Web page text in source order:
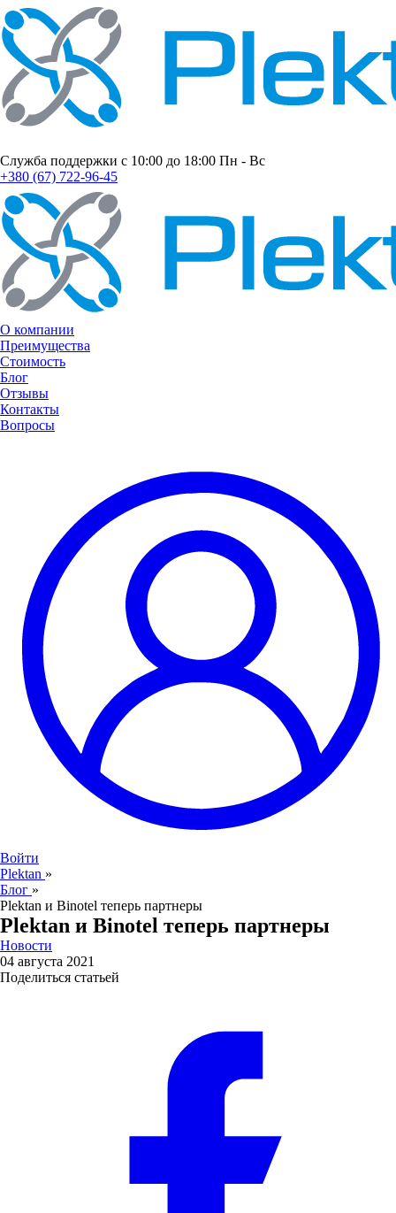
Служба поддержки с 10:00 до 18:00 Пн - Вс
+380 (67) 722-96-45
О компании
Преимущества
Стоимость
Блог
Отзывы
Контакты
Вопросы
Войти
Plektan »
Блог »
Plektan и Binotel теперь партнеры
Plektan и Binotel теперь партнеры
Новости
04 августа 2021
Поделиться статьей